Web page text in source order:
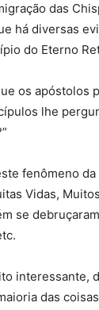
das
há diversas
do Eterno
os apóstolos
lhe
fenômeno
Vidas,
se
interessante,
das